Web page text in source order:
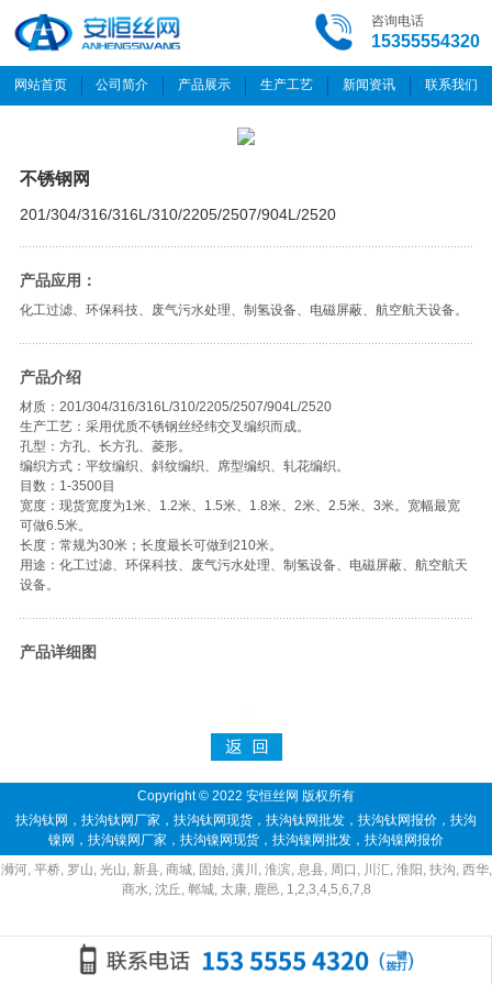
咨询电话
15355554320
网站首页 公司简介 产品展示 生产工艺 新闻资讯 联系我们
不锈钢网
201/304/316/316L/310/2205/2507/904L/2520
产品应用：
化工过滤、环保科技、废气污水处理、制氢设备、电磁屏蔽、航空航天设备。
产品介绍
材质：201/304/316/316L/310/2205/2507/904L/2520
生产工艺：采用优质不锈钢丝经纬交叉编织而成。
孔型：方孔、长方孔、菱形。
编织方式：平纹编织、斜纹编织、席型编织、轧花编织。
目数：1-3500目
宽度：现货宽度为1米、1.2米、1.5米、1.8米、2米、2.5米、3米。宽幅最宽
可做6.5米。
长度：常规为30米；长度最长可做到210米。
用途：化工过滤、环保科技、废气污水处理、制氢设备、电磁屏蔽、航空航天
设备。
产品详细图
Copyright © 2022 安恒丝网 版权所有
扶沟钛网 ， 扶沟钛网厂家 ， 扶沟钛网现货 ， 扶沟钛网批发 ， 扶沟钛网报价 ， 扶沟
镍网 ， 扶沟镍网厂家 ， 扶沟镍网现货 ， 扶沟镍网批发 ， 扶沟镍网报价
浉河, 平桥, 罗山, 光山, 新县, 商城, 固始, 潢川 , 淮滨, 息县, 周口 , 川汇, 淮阳 , 扶沟, 西华,
商水, 沈丘, 郸城, 太康, 鹿邑, 1,2,3,4,5,6,7,8